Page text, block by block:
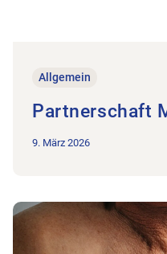
Allgemein
Partnerschaft
9. März 2026
Zum Beitrag